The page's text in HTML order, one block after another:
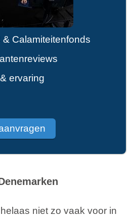
& Calamiteitenfonds
ervaring
niet zo vaak voor in